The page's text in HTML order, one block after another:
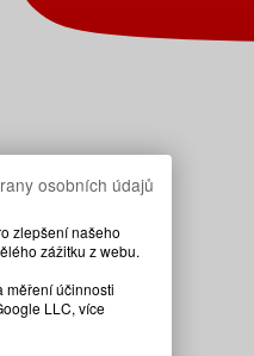
osobních údajů
zlepšení našeho
zážitku z webu.
měření účinnosti
LLC, více